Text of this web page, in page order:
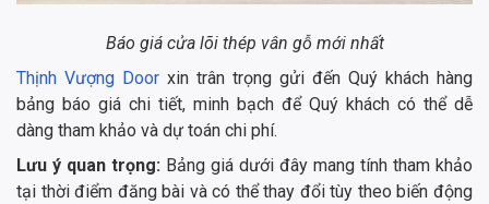
Báo giá cửa lõi thép vân gỗ mới nhất
Thịnh Vượng Door xin trân trọng gửi đến Quý khách hàng
bảng báo giá chi tiết, minh bạch để Quý khách có thể dễ
dàng tham khảo và dự toán chi phí.
Lưu ý quan trọng: Bảng giá dưới đây mang tính tham khảo
tại thời điểm đăng bài và có thể thay đổi tùy theo biến động